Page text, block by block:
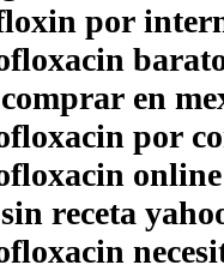
por
en
por
receta